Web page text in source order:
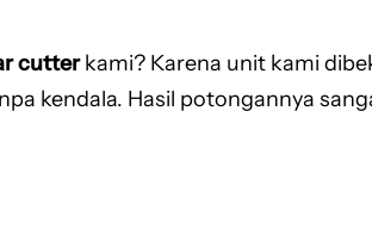
cutterkami? Karena unit kami
kendala. Hasil potongannya